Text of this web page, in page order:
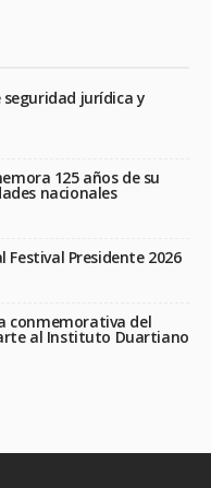
jurídica y
125 años de su
nacionales
Festival Presidente 2026
conmemorativa del
al Instituto Duartiano